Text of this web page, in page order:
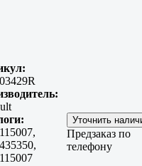
Предзаказ по
телефону